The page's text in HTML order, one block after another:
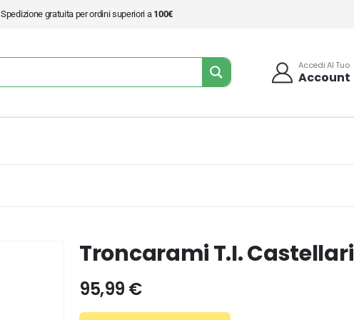
Spedizione gratuita per ordini superiori a 100€
Accedi Al Tuo
Account
Troncarami T.I. Castellari
95,99 €